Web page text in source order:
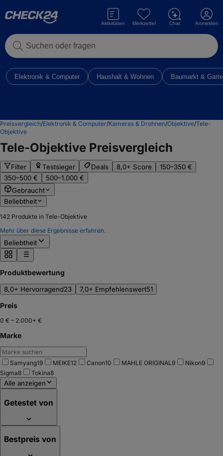
Suchen oder fragen
Aktivitäten Merkzettel Chat Anmelden
Elektronik & Computer Haushalt & Wohnen Baumarkt &
Preisvergleich/Elektronik & Computer/Kameras & Drohnen/Objektive/Tele-
Objektive
Tele-Objektive Preisvergleich
Filter Testsieger Deals 8,0+ Score
150–350 €
350–500 €
500–1.000 €
Gebraucht
Beliebtheit
142 Produkte in Tele-Objektive
Mehr über diese Ergebnisse erfahren.
Beliebtheit
Produktbewertung
8,0+ Hervorragend23 7,0+ Empfehlenswert51
Preis
0 € – 2.000+ €
Marke
Samyang19 MEIKE12 Canon10 MAHLE ORIGINAL9 Nikon9
Sigma8 Tokina8
Alle anzeigen
Getestet von
Bestpreis von